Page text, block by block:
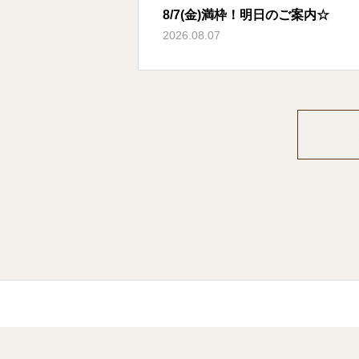
8/7(金)満枠！明日のご案内☆
2026.08.07